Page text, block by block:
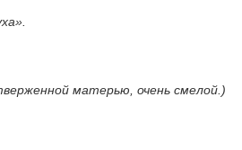
матерью, очень смелой.)